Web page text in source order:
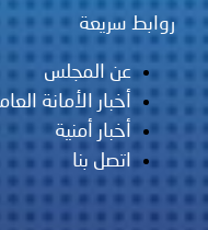
روابط سريعة
عن المجلس
أخبار الأمانة
أخبار أمنية
اتصل بنا